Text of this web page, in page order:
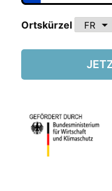
Ortskürzel arrow_drop_down